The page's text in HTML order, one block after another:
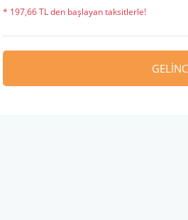
* 197,66 TL den başlayan taksitlerle!